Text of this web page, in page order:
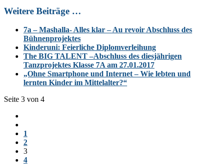
Weitere Beiträge …
7a – Mashalla- Alles klar – Au revoir Abschluss des
Bühnenprojektes
Kinderuni: Feierliche Diplomverleihung
The BIG TALENT –Abschluss des diesjährigen
Tanzprojektes Klasse 7A am 27.01.2017
„Ohne Smartphone und Internet – Wie lebten und
lernten Kinder im Mittelalter?“
Seite 3 von 4
1
2
3
4